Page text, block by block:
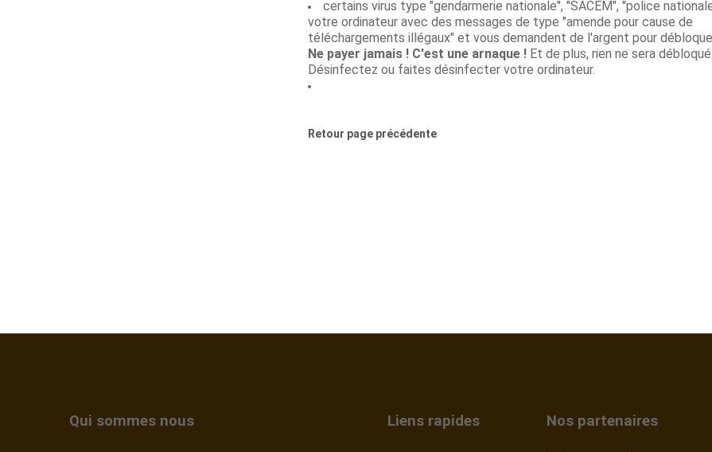
certains virus type "gendarmerie nationale", "SACEM", "police
votre ordinateur avec des messages de type "amende pour cause de
téléchargements illégaux" et vous demandent de l'argent pour
Ne payer jamais ! C'est une arnaque !Et de plus, rien ne sera débloqué.
Désinfectez ou faites désinfecter votre ordinateur.
Retour page précédente
Qui sommes nous Liens rapides Nos partenaires